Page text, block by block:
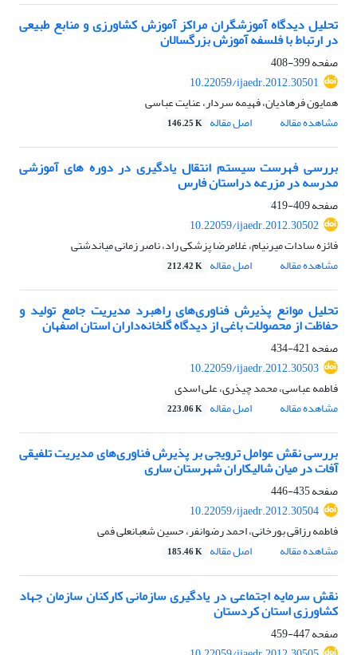
تحلیل دیدگاه آموزشگران مراکز آموزش کشاورزی و منابع طبیعی
در ارتباط با فلسفه آموزش بزرگسالان
صفحه399-408
10.22059/ijaedr.2012.30501
همایون فرهادیان، فهیمه سردار، عنایت عباسی
مشاهده مقاله
اصل مقاله 146.25 K
بررسی فهرست سیستم انتقال یادگیری در دوره های آموزشی
مدرسه در مزرعه دراستان فارس
صفحه409-419
10.22059/ijaedr.2012.30502
فائزه سادات میرنیام، غلامرضا پزشکی راد، ناصر زمانی میاندشتی
مشاهده مقاله
اصل مقاله 212.42 K
تحلیل موانع پذیرش فناوری‌های راهبرد مدیریت جامع تولید و
حفاظت از محصولات باغی از دیدگاه گلخانه‌‌داران استان اصفهان
صفحه421-434
10.22059/ijaedr.2012.30503
فاطمه عباسی، محمد چیذری، علی اسدی
مشاهده مقاله
اصل مقاله 223.06 K
بررسی نقش عوامل ترویجی بر پذیرش فناوری‌های مدیریت تلفیقی
آفات در میان شالیکاران شهرستان ساری
صفحه435-446
10.22059/ijaedr.2012.30504
فاطمه رزاقی بورخانی، احمد رضوانفر، حسین شعبانعلی فمی
مشاهده مقاله
اصل مقاله 185.46 K
نقش سرمایه اجتماعی در یادگیری سازمانی کارکنان سازمان جهاد
کشاورزی استان کردستان
صفحه447-459